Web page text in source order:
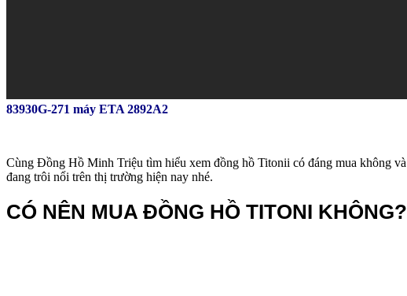
83930G-271 máy ETA 2892A2
Cùng Đồng Hồ Minh Triệu tìm hiểu xem đồng hồ Titonii có đáng mua không
đang trôi nổi trên thị trường hiện nay nhé.
CÓ NÊN MUA ĐỒNG HỒ TITONI KHÔNG?